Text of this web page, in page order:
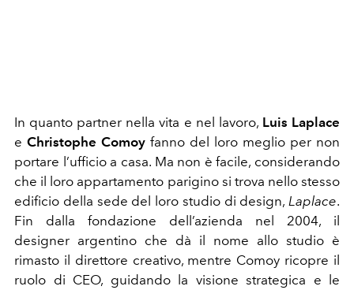
In quanto partner nella vita e nel lavoro, Luis Laplace
e Christophe Comoy fanno del loro meglio per non
portare l’ufficio a casa. Ma non è facile, considerando
che il loro appartamento parigino si trova nello stesso
edificio della sede del loro studio di design, Laplace.
Fin dalla fondazione dell’azienda nel 2004, il
designer argentino che dà il nome allo studio è
rimasto il direttore creativo, mentre Comoy ricopre il
ruolo di CEO, guidando la visione strategica e le